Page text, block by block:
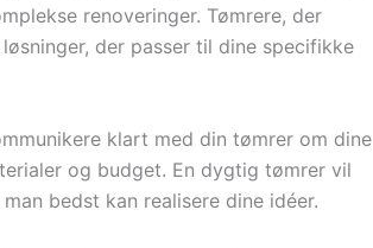
renoveringer. Tømrere, der
der passer til dine specifikke
klart med din tømrer om dine
og budget. En dygtig tømrer vil
bedst kan realisere dine idéer.